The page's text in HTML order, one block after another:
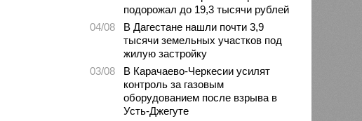
подорожал до 19,3 тысячи рублей
04/08
В Дагестане нашли почти 3,9
тысячи земельных участков под
жилую застройку
03/08
В Карачаево-Черкесии усилят
контроль за газовым
оборудованием после взрыва в
Усть-Джегуте